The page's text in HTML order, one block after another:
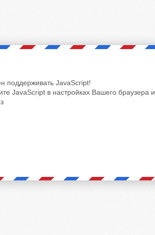
поддерживать JavaScript!
JavaScript в настройках Вашего браузера и